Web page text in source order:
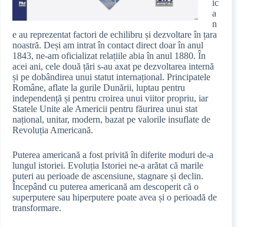
ic
a
n
e au reprezentat factori de echilibru și dezvoltare în țara
noastră. Deși am intrat în contact direct doar în anul
1843, ne-am oficializat relațiile abia în anul 1880. În
acei ani, cele două țări s-au axat pe dezvoltarea internă
și pe dobândirea unui statut internațional. Principatele
Române, aflate la gurile Dunării, luptau pentru
independență și pentru croirea unui viitor propriu, iar
Statele Unite ale Americii pentru făurirea unui stat
național, unitar, modern, bazat pe valorile insuflate de
Revoluția Americană.
Puterea americană a fost privită în diferite moduri de-a
lungul istoriei. Evoluția Istoriei ne-a arătat că marile
puteri au perioade de ascensiune, stagnare și declin.
Începând cu puterea americană am descoperit că o
superputere sau hiperputere poate avea și o perioadă de
transformare.